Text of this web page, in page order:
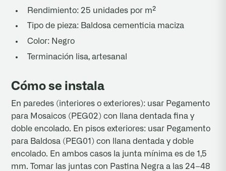
Rendimiento: 25 unidades por m²
Tipo de pieza: Baldosa cementicia maciza
Color: Negro
Terminación lisa, artesanal
Cómo se instala
En paredes (interiores o exteriores): usar Pegamento
para Mosaicos (PEG02) con llana dentada fina y
doble encolado. En pisos exteriores: usar Pegamento
para Baldosa (PEG01) con llana dentada y doble
encolado. En ambos casos la junta mínima es de 1,5
mm. Tomar las juntas con Pastina Negra a las 24–48